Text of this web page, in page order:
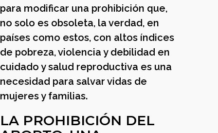
para modificar una prohibición que,
no solo es obsoleta, la verdad, en
países como estos, con altos índices
de pobreza, violencia y debilidad en
cuidado y salud reproductiva es una
necesidad para salvar vidas de
mujeres y familias.
LA PROHIBICIÓN DEL